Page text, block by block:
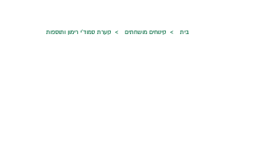
בית קינוחים מושחתים קערת סמוד'י רימון ותוספות